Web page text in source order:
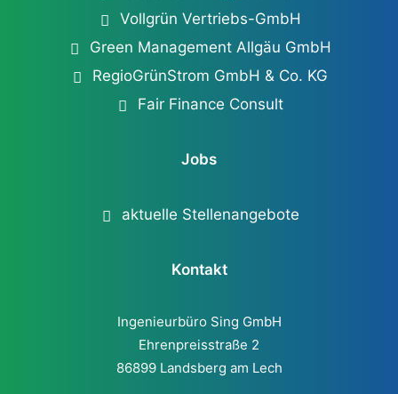
Vollgrün Vertriebs-GmbH
Green Management Allgäu GmbH
RegioGrünStrom GmbH & Co. KG
Fair Finance Consult
Jobs
aktuelle Stellenangebote
Kontakt
Ingenieurbüro Sing GmbH
Ehrenpreisstraße 2
86899 Landsberg am Lech